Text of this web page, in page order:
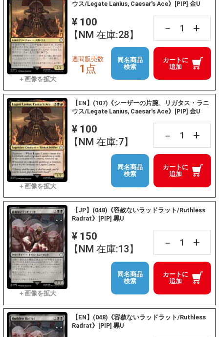
ウス/Legate Lanius, Caesar's Ace》[PIP] 金U
¥ 100
【NM 在庫:28】
－ +
カートに
追加
週間販売数
1点
同名商品
検索
【EN】(107)《シーザーの片腕、リガタス・ラニ
ウス/Legate Lanius, Caesar's Ace》[PIP] 金U
¥ 100
【NM 在庫:7】
－ +
カートに
追加
同名商品
検索
【JP】(048)《容赦ないラッドラット/Ruthless
Radrat》[PIP] 黒U
¥ 150
【NM 在庫:13】
－ +
カートに
追加
同名商品
検索
【EN】(048)《容赦ないラッドラット/Ruthless
Radrat》[PIP] 黒U